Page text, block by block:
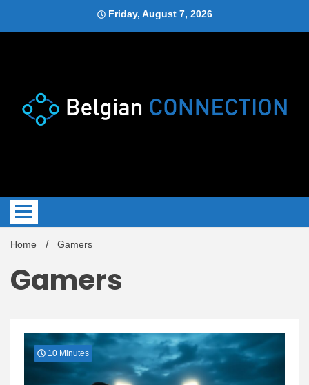
content
Friday, August 7, 2026
Home Gamers
Gamers
10 Minutes